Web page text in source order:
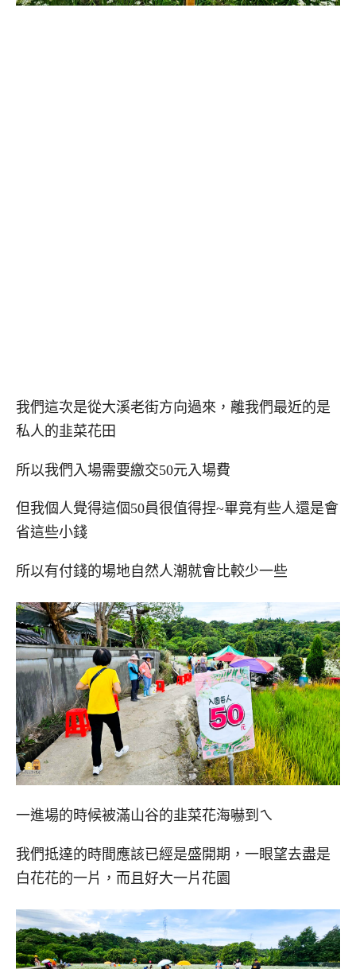
我們這次是從大溪老街方向過來，離我們最近的是
私人的韭菜花田
所以我們入場需要繳交50元入場費
但我個人覺得這個50員很值得捏~畢竟有些人還是會
省這些小錢
所以有付錢的場地自然人潮就會比較少一些
一進場的時候被滿山谷的韭菜花海嚇到ㄟ
我們抵達的時間應該已經是盛開期，一眼望去盡是
白花花的一片，而且好大一片花園